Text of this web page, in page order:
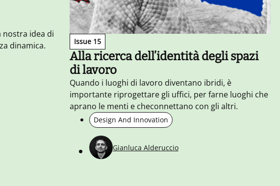
nostra idea di
dinamica.
Issue 15
Alla ricerca dell’identità degli spazi
di lavoro
Quando i luoghi di lavoro diventano ibridi, è
importante riprogettare gli uffici, per farne luoghi che
aprano le menti e checonnettano con gli altri.
Design And Innovation
Gianluca Alderuccio